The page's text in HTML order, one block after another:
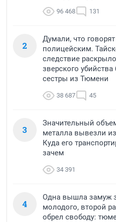
96 468 131
2
Думали, что
полицейским.
следствие
зверского убийства
сестры из Тюмени
38 687 45
3
Значительный
металла вывезли
Куда его
зачем
34 391
4
Одна вышла замуж
молодого, второй
обрел свободу: